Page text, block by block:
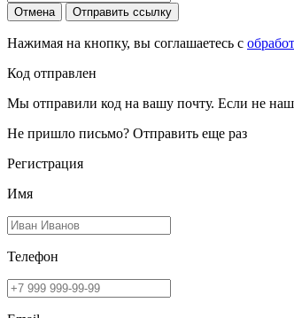
Отмена Отправить ссылку
Нажимая на кнопку, вы соглашаетесь с
Код отправлен
Мы отправили код на вашу почту. Если не
Не пришло письмо? Отправить еще раз
Регистрация
Имя
Телефон